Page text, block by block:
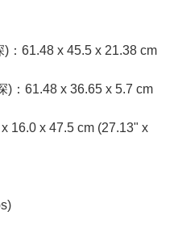
：61.48 x 45.5 x 21.38 cm
)：61.48 x 36.65 x 5.7 cm
16.0 x 47.5 cm (27.13" x